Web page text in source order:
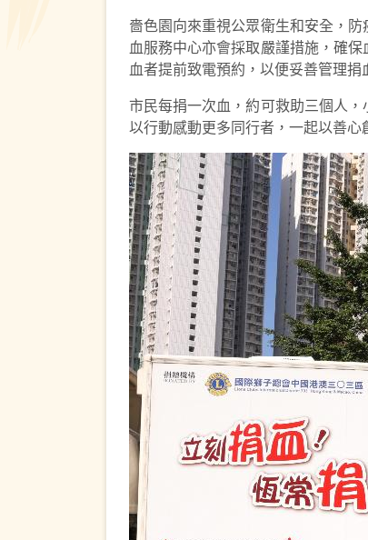
嗇色園向來重視公眾衛生和安全，
血服務中心亦會採取嚴謹措施，確
血者提前致電預約，以便妥善管理捐
市民每捐一次血，約可救助三個人
以行動感動更多同行者，一起以善心